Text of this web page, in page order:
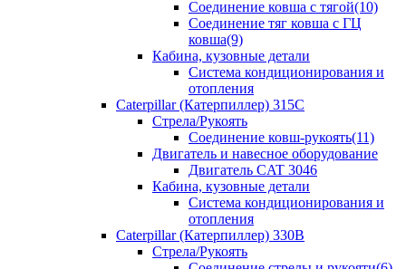
Соединение ковша с тягой(10)
Соединение тяг ковша с ГЦ
ковша(9)
Кабина, кузовные детали
Система кондиционирования и
отопления
Caterpillar (Катерпиллер) 315C
Стрела/Рукоять
Соединение ковш-рукоять(11)
Двигатель и навесное оборудование
Двигатель CAT 3046
Кабина, кузовные детали
Система кондиционирования и
отопления
Caterpillar (Катерпиллер) 330B
Стрела/Рукоять